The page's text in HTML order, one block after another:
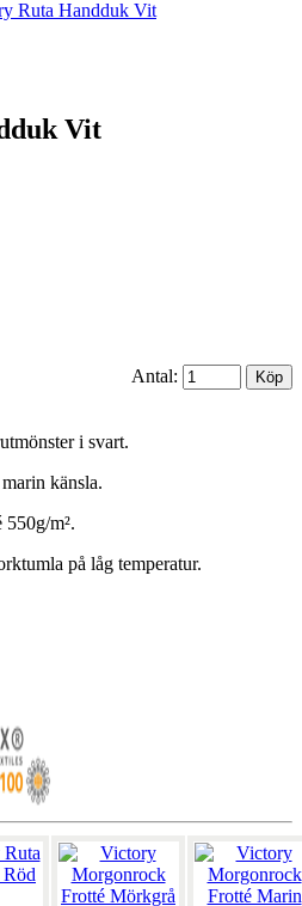
Vit
Antal:
i svart.
känsla.
m².
på låg temperatur.